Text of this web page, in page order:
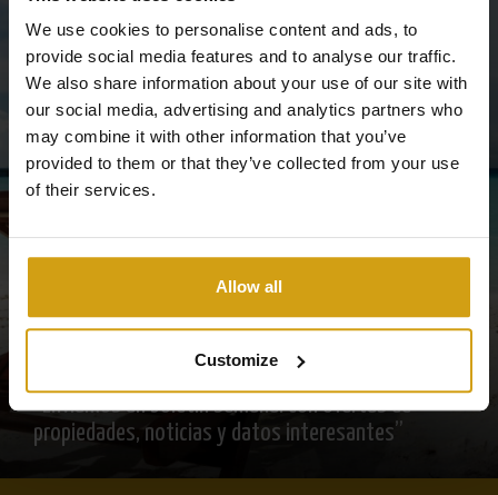
We use cookies to personalise content and ads, to
provide social media features and to analyse our traffic.
We also share information about your use of our site with
our social media, advertising and analytics partners who
may combine it with other information that you’ve
provided to them or that they’ve collected from your use
of their services.
Allow all
Customize
Mantente informado
“Enviamos un boletín semanal con ofertas de
propiedades, noticias y datos interesantes”